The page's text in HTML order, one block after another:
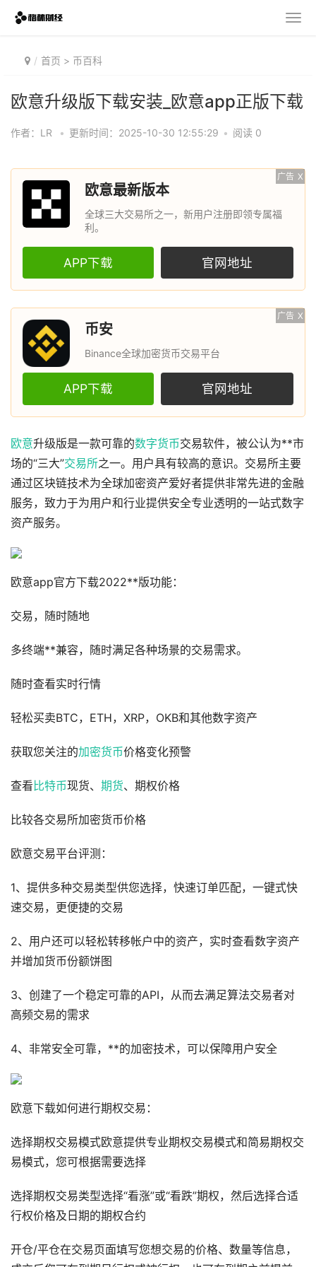
首页 > 币百科
欧意升级版下载安装_欧意app正版下载
作者：LR • 更新时间：2025-10-30 12:55:29 • 阅读 0
广告 X
欧意最新版本
全球三大交易所之一，新用户注册即领专属福
利。
APP下载 官网地址
广告 X
币安
Binance全球加密货币交易平台
APP下载 官网地址
欧意升级版是一款可靠的数字货币交易软件，被公认为**市
场的“三大”交易所之一。用户具有较高的意识。交易所主要
通过区块链技术为全球加密资产爱好者提供非常先进的金融
服务，致力于为用户和行业提供安全专业透明的一站式数字
资产服务。
欧意app官方下载2022**版功能：
交易，随时随地
多终端**兼容，随时满足各种场景的交易需求。
随时查看实时行情
轻松买卖BTC，ETH，XRP，OKB和其他数字资产
获取您关注的加密货币价格变化预警
查看 比特币现货、 期货、期权价格
比较各交易所加密货币价格
欧意交易平台评测：
1、提供多种交易类型供您选择，快速订单匹配，一键式快
速交易，更便捷的交易
2、用户还可以轻松转移帐户中的资产，实时查看数字资产
并增加货币份额饼图
3、创建了一个稳定可靠的API，从而去满足算法交易者对
高频交易的需求
4、非常安全可靠，**的加密技术，可以保障用户安全
欧意下载如何进行期权交易：
选择期权交易模式欧意提供专业期权交易模式和简易期权交
易模式，您可根据需要选择
选择期权交易类型选择“看涨”或“看跌”期权，然后选择合适
行权价格及日期的期权合约
开仓/平仓在交易页面填写您想交易的价格、数量等信息，